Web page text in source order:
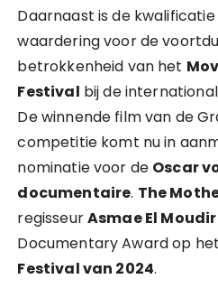
Daarnaast is de
waardering voor de
betrokkenheid van het
Festival bij de
De winnende film van de
competitie komt nu in
nominatie voor de Oscar
documentaire. The
regisseurAsmae El Moudir
Documentary Award op het
Festival van 2024.